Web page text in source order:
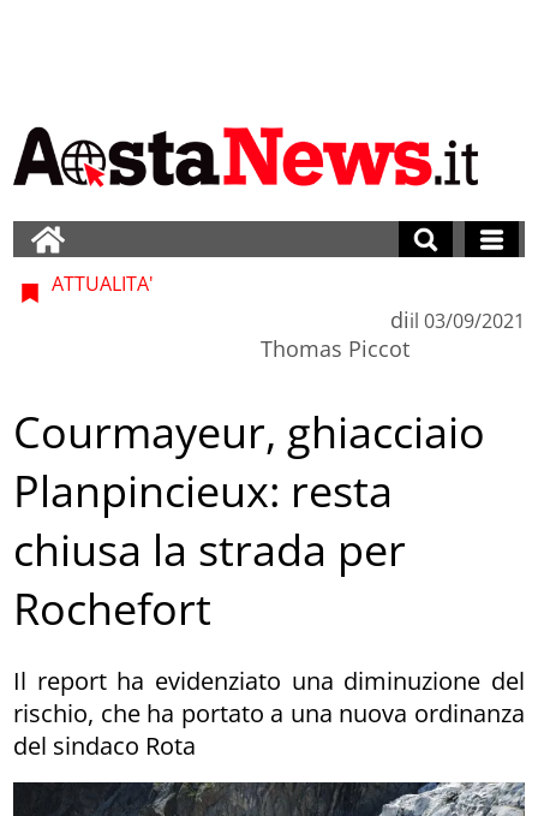
ATTUALITA'
di
Thomas Piccot
il 03/09/2021
Courmayeur, ghiacciaio
Planpincieux: resta
chiusa la strada per
Rochefort
Il report ha evidenziato una diminuzione del
rischio, che ha portato a una nuova ordinanza
del sindaco Rota